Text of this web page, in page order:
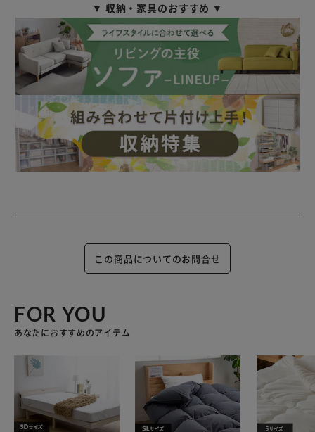
▼ 収納・家具のおすすめ ▼
この商品についてのお問合せ
FOR YOU
あなたにおすすめのアイテム